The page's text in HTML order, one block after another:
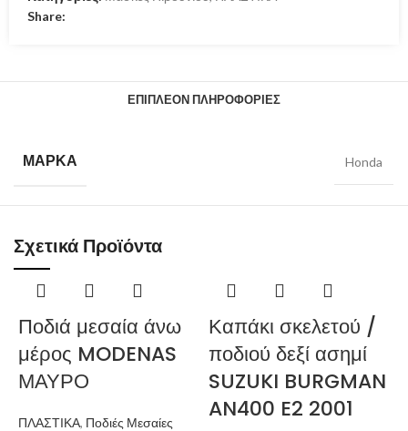
Share:
ΕΠΙΠΛΈΟΝ ΠΛΗΡΟΦΟΡΊΕΣ
ΜΆΡΚΑ Honda
Σχετικά Προϊόντα
Ποδιά μεσαία άνω
μέρος MODENAS
ΜΑΥΡΟ
ΠΛΑΣΤΙΚΑ, Ποδιές Μεσαίες
Καπάκι σκελετού /
ποδιού δεξί ασημί
SUZUKI BURGMAN
AN400 E2 2001